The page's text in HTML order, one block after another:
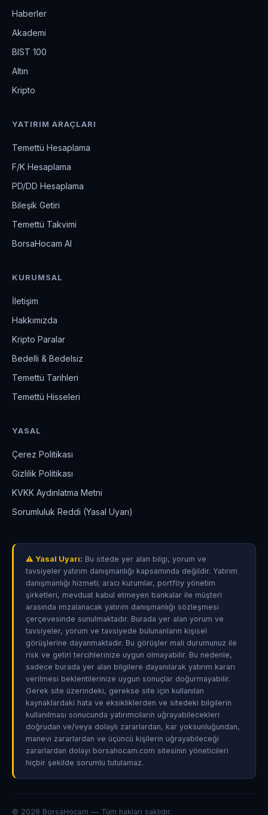
Haberler
Akademi
BIST 100
Altın
Kripto
YATIRIM ARAÇLARI
Temettü Hesaplama
F/K Hesaplama
PD/DD Hesaplama
Bileşik Getiri
Temettü Takvimi
BorsaHocam AI
KURUMSAL
İletişim
Hakkımızda
Kripto Paralar
Bedelli & Bedelsiz
Temettü Tarihleri
Temettü Hisseleri
YASAL
Çerez Politikası
Gizlilik Politikası
KVKK Aydınlatma Metni
Sorumluluk Reddi (Yasal Uyarı)
⚠ Yasal Uyarı: Bu sitede yer alan bilgi, yorum ve
tavsiyeler yatırım danışmanlığı kapsamında değildir. Yatırım
danışmanlığı hizmeti; aracı kurumlar, portföy yönetim
şirketleri, mevduat kabul etmeyen bankalar ile müşteri
arasında imzalanacak yatırım danışmanlığı sözleşmesi
çerçevesinde sunulmaktadır. Burada yer alan yorum ve
tavsiyeler, yorum ve tavsiyede bulunanların kişisel
görüşlerine dayanmaktadır. Bu görüşler mali durumunuz ile
risk ve getiri tercihlerinize uygun olmayabilir. Bu nedenle,
sadece burada yer alan bilgilere dayanılarak yatırım kararı
verilmesi beklentilerinize uygun sonuçlar doğurmayabilir.
Gerek site üzerindeki, gerekse site için kullanılan
kaynaklardaki hata ve eksikliklerden ve sitedeki bilgilerin
kullanılması sonucunda yatırımcıların uğrayabilecekleri
doğrudan ve/veya dolaylı zararlardan, kar yoksunluğundan,
manevi zararlardan ve üçüncü kişilerin uğrayabileceği
zararlardan dolayı borsahocam.com sitesinin yöneticileri
hiçbir şekilde sorumlu tutulamaz.
© 2026 BorsaHocam — Tüm hakları saklıdır.